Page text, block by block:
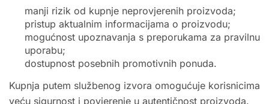
manji rizik od kupnje neprovjerenih proizvoda;
pristup aktualnim informacijama o proizvodu;
mogućnost upoznavanja s preporukama za pravilnu
uporabu;
dostupnost posebnih promotivnih ponuda.
Kupnja putem službenog izvora omogućuje korisnicima
veću sigurnost i povjerenje u autentičnost proizvoda.